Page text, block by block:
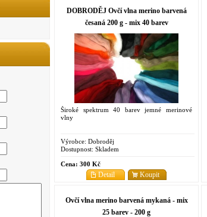
DOBRODĚJ Ovčí vlna merino barvená
česaná 200 g - mix 40 barev
Široké spektrum 40 barev jemné merinové
vlny
Výrobce: Dobroděj
Dostupnost: Skladem
Cena: 300 Kč
Koupit
Detail
Ovčí vlna merino barvená mykaná - mix
25 barev - 200 g